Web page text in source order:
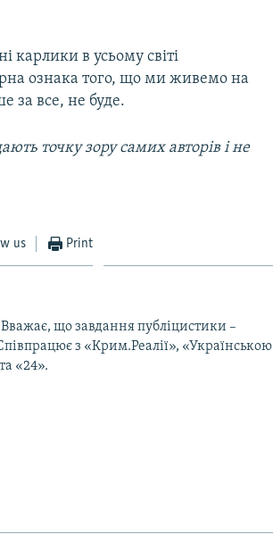
карлики в усьому світі
ознака того, що ми живемо на
за все, не буде.
точку зору самих авторів і не
us Print
що завдання публіцистики –
з «Крим.Реалії», «Українською
«24».